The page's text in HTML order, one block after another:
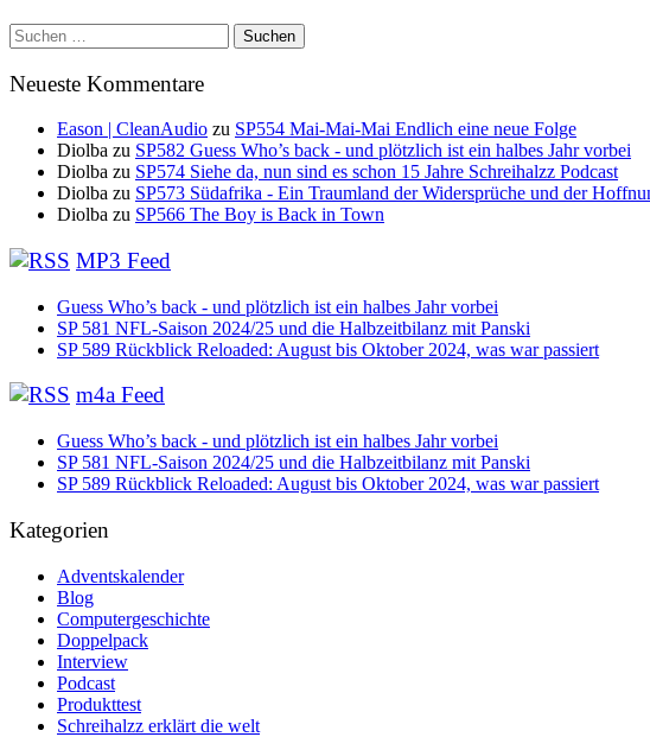
Suchen
nach:
Neueste Kommentare
Eason | CleanAudio zu SP554 Mai-Mai-Mai Endlich eine neue Folge
Diolba zu SP582 Guess Who’s back - und plötzlich ist ein halbes Jahr vorbei
Diolba zu SP574 Siehe da, nun sind es schon 15 Jahre Schreihalzz Podcast
Diolba zu SP573 Südafrika - Ein Traumland der Widersprüche und der
Diolba zu SP566 The Boy is Back in Town
MP3 Feed
Guess Who’s back - und plötzlich ist ein halbes Jahr vorbei
SP 581 NFL-Saison 2024/25 und die Halbzeitbilanz mit Panski
SP 589 Rückblick Reloaded: August bis Oktober 2024, was war passiert
m4a Feed
Guess Who’s back - und plötzlich ist ein halbes Jahr vorbei
SP 581 NFL-Saison 2024/25 und die Halbzeitbilanz mit Panski
SP 589 Rückblick Reloaded: August bis Oktober 2024, was war passiert
Kategorien
Adventskalender
Blog
Computergeschichte
Doppelpack
Interview
Podcast
Produkttest
Schreihalzz erklärt die welt